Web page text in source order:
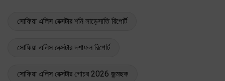
সোফিয়া এলিস বেক্সটার শনি সাড়েসাতি রিপোর্ট
সোফিয়া এলিস বেক্সটার দশাফল রিপোর্ট
সোফিয়া এলিস বেক্সটার গোচর 2026 জন্মছক